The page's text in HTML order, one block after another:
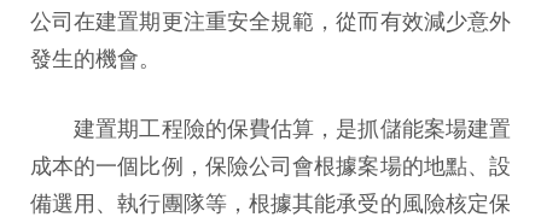
公司在建置期更注重安全規範，從而有效減少意外
發生的機會。
建置期工程險的保費估算，是抓儲能案場建置
成本的一個比例，保險公司會根據案場的地點、設
備選用、執行團隊等，根據其能承受的風險核定保